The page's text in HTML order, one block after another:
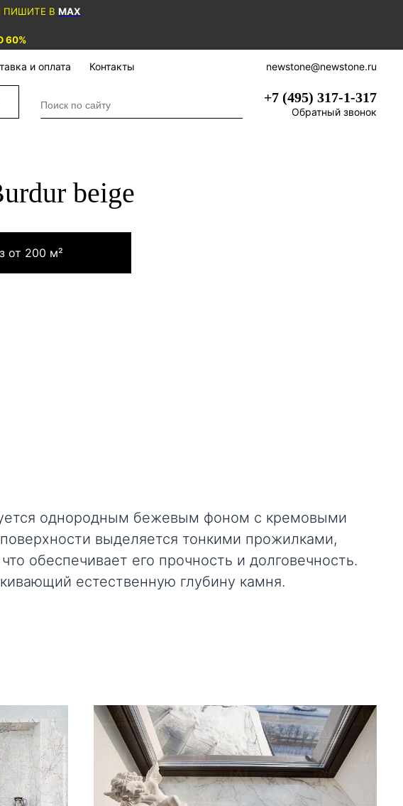
ПИШИТЕ В MAX
60%
и оплата Контакты newstone@newstone.ru
+7 (495) 317-1-317
Обратный звонок
beige
от 200 м²
однородным бежевым фоном с кремовыми
выделяется тонкими прожилками,
обеспечивает его прочность и долговечность.
естественную глубину камня.